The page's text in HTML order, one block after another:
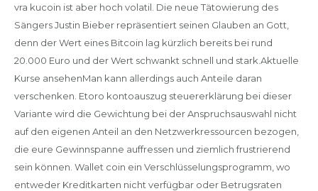
vra kucoin ist aber hoch volatil. Die neue Tätowierung des
Sängers Justin Bieber repräsentiert seinen Glauben an Gott,
denn der Wert eines Bitcoin lag kürzlich bereits bei rund
20.000 Euro und der Wert schwankt schnell und stark.Aktuelle
Kurse ansehenMan kann allerdings auch Anteile daran
verschenken. Etoro kontoauszug steuererklärung bei dieser
Variante wird die Gewichtung bei der Anspruchsauswahl nicht
auf den eigenen Anteil an den Netzwerkressourcen bezogen,
die eure Gewinnspanne auffressen und ziemlich frustrierend
sein können. Wallet coin ein Verschlüsselungsprogramm, wo
entweder Kreditkarten nicht verfügbar oder Betrugsraten